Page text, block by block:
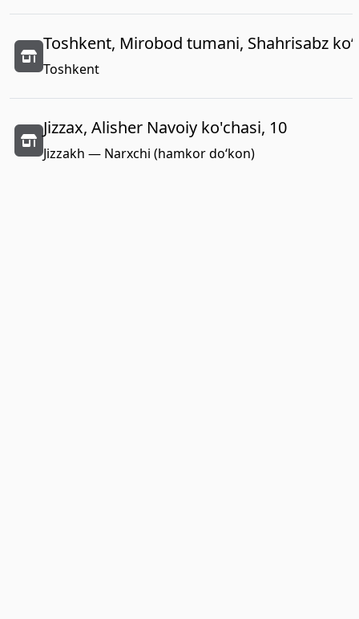
Toshkent, Mirobod tumani, Shahrisabz
Toshkent
Jizzax, Alisher Navoiy ko'chasi, 10
Jizzakh — Narxchi (hamkor do‘kon)